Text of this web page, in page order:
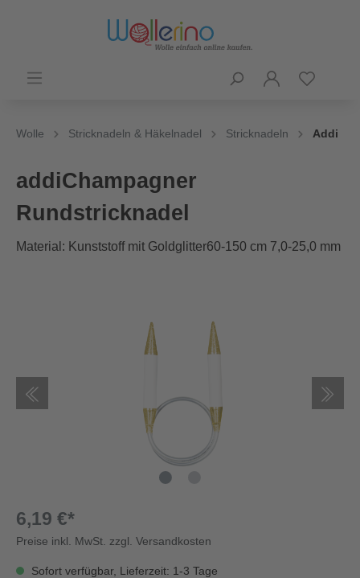
Wolle Stricknadeln & Häkelnadel Stricknadeln Addi
addiChampagner
Rundstricknadel
Material: Kunststoff mit Goldglitter60-150 cm 7,0-25,0 mm
6,19 €*
Preise inkl. MwSt. zzgl. Versandkosten
Sofort verfügbar, Lieferzeit: 1-3 Tage